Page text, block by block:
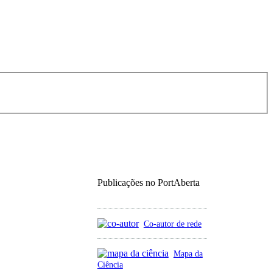
Publicações no PortAberta
Co-autor de rede
Mapa da
Ciência